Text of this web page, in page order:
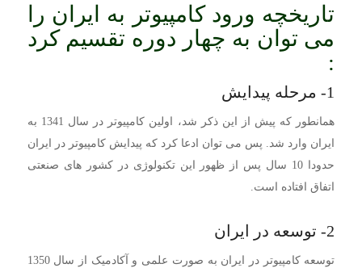
تاریخچه ورود کامپیوتر به ایران را
می توان به چهار دوره تقسیم کرد
:
1- مرحله پیدایش
همانطور که پیش از این ذکر شد، اولین کامپیوتر در سال 1341 به
ایران وارد شد. پس می توان ادعا کرد که پیدایش کامپیوتر در ایران
حدودا 10 سال پس از ظهور این تکنولوژی در کشور های صنعتی
اتفاق افتاده است.
2- توسعه در ایران
توسعه کامپیوتر در ایران به صورت علمی و آکادمیک از سال 1350